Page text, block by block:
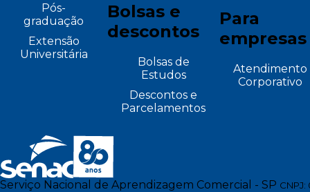
Pós-
graduação
Extensão
Universitária
Bolsas e
descontos
Bolsas de
Estudos
Descontos e
Parcelamentos
Para
empresas
Atendimento
Corporativo
Serviço Nacional de Aprendizagem Comercial - SP